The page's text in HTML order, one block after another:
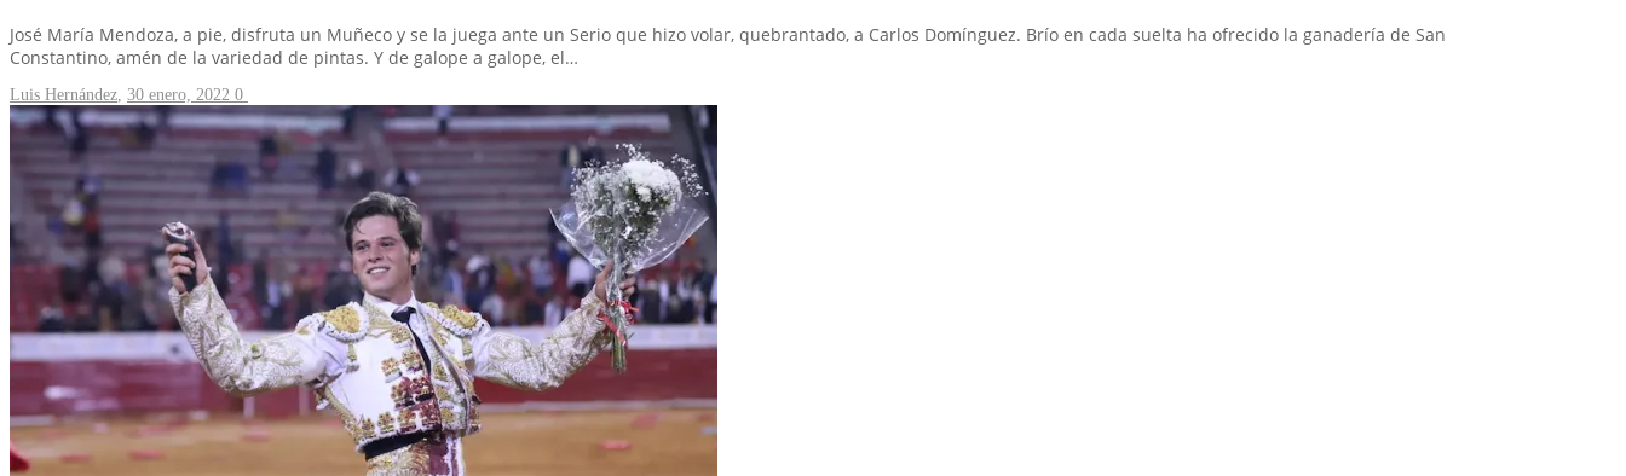
José María Mendoza, a pie, disfruta un Muñeco y se la juega ante un Serio que hizo volar, quebrantado, a Carlos Domínguez. Brío en cada suelta ha ofrecido la ganadería de San
Constantino, amén de la variedad de pintas. Y de galope a galope, el…
Luis Hernández, 30 enero, 2022 0